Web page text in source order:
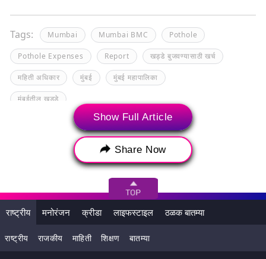
Tags: Mumbai Mumbai BMC Pothole
Pothole Expenses Report खड्डे बुजवण्यासाठी खर्च
महिती अधिकार मुंबई मुंबई महापालिका
मुंबईतील खड्डे
Show Full Article
Share Now
राष्ट्रीय मनोरंजन क्रीडा लाइफस्टाइल ठळक बातम्या
राष्ट्रीय राजकीय माहिती शिक्षण बातम्या